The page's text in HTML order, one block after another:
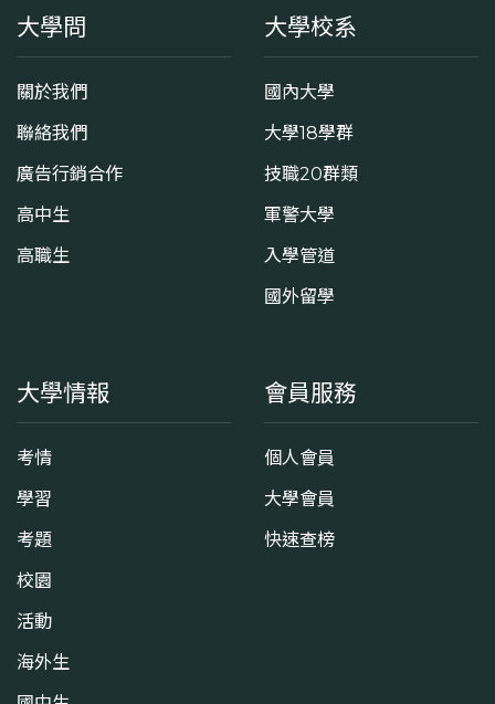
大學問
關於我們
聯絡我們
廣告行銷合作
高中生
高職生
大學校系
國內大學
大學18學群
技職20群類
軍警大學
入學管道
國外留學
大學情報
考情
學習
考題
校園
活動
海外生
會員服務
個人會員
大學會員
快速查榜